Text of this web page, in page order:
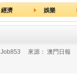
經濟 娛樂
Job853 來源： 澳門日報